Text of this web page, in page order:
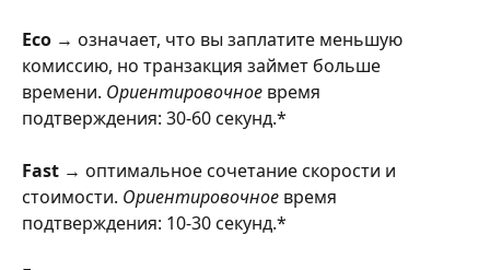
Eco → означает, что вы заплатите меньшую
комиссию, но транзакция займет больше
времени. Ориентировочное время
подтверждения: 30-60 секунд.*
Fast → оптимальное сочетание скорости и
стоимости. Ориентировочное время
подтверждения: 10-30 секунд.*